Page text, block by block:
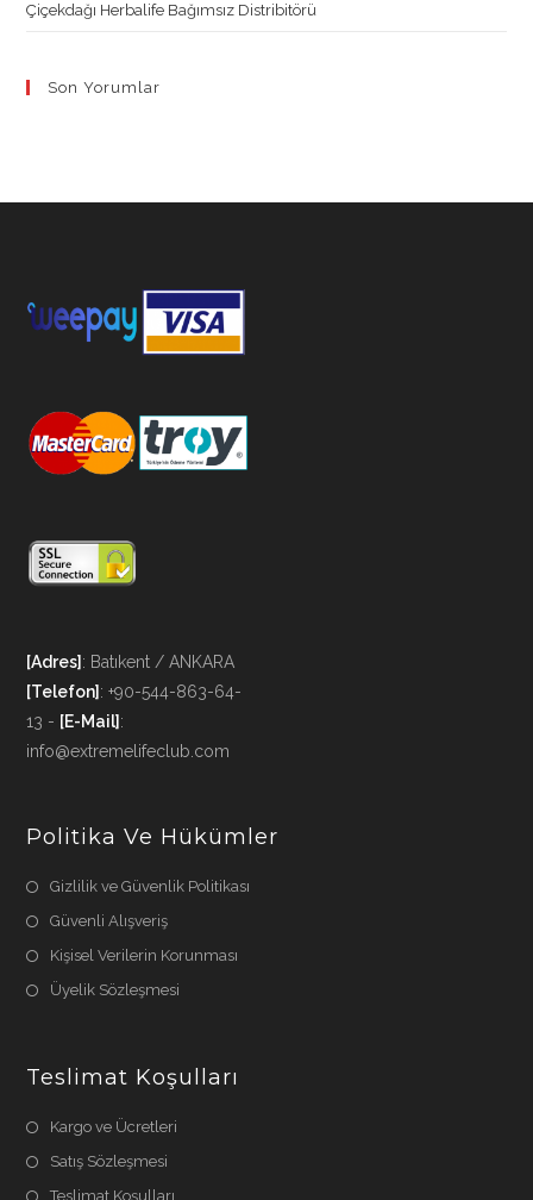
Çiçekdağı Herbalife Bağımsız Distribitörü
Son Yorumlar
[Adres] : Batıkent / ANKARA
[Telefon] : +90-544-863-64-
13 - [E-Mail] :
info@extremelifeclub.com
Politika Ve Hükümler
Gizlilik ve Güvenlik Politikası
Güvenli Alışveriş
Kişisel Verilerin Korunması
Üyelik Sözleşmesi
Teslimat Koşulları
Kargo ve Ücretleri
Satış Sözleşmesi
Teslimat Koşulları